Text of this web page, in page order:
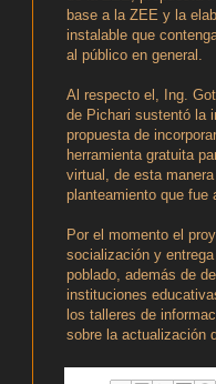
base a la ZEE y la
instalable que
al público en general.
Al respecto el, Ing.
de Pichari sustentó la
propuesta de
herramienta gratuita
virtual, de esta
planteamiento que fue
Por el momento el
socialización y
poblado, además de
instituciones
los talleres de
sobre la actualización